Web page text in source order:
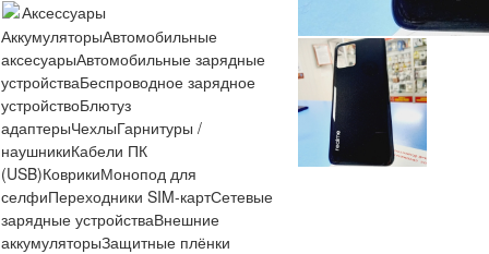
Аксессуары
АккумуляторыАвтомобильные
аксесуарыАвтомобильные зарядные
устройстваБеспроводное зарядное
устройствоБлютуз
адаптерыЧехлыГарнитуры /
наушникиКабели ПК
(USB)КоврикиМонопод для
селфиПереходники SIM-картСетевые
зарядные устройстваВнешние
аккумуляторыЗащитные плёнки